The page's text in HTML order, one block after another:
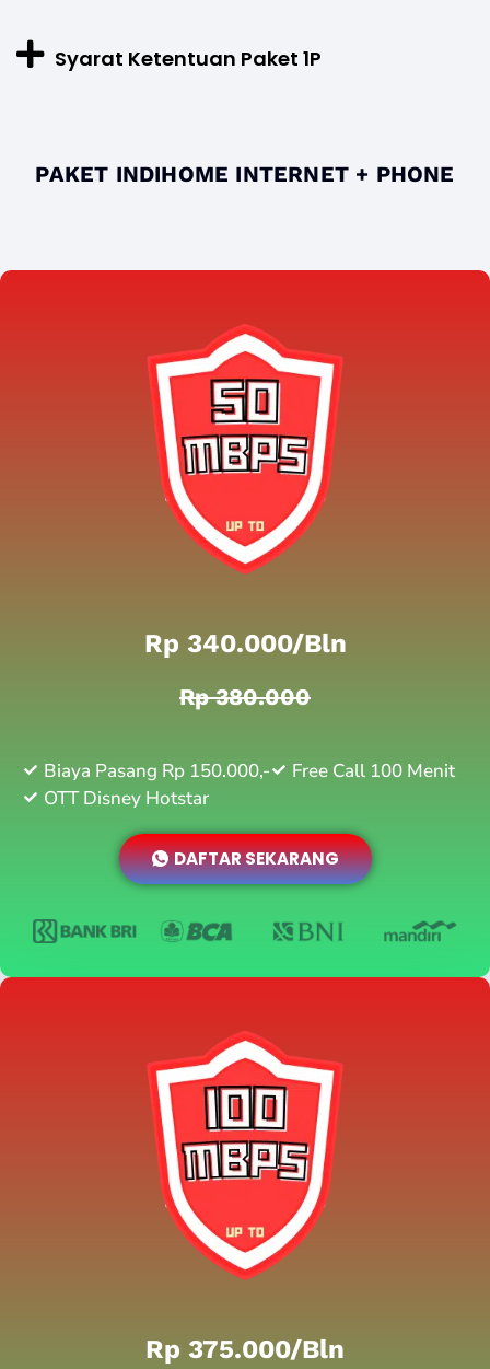
Syarat Ketentuan Paket 1P
PAKET INDIHOME INTERNET + PHONE
Rp 340.000/bln
Rp 380.000
Biaya Pasang Rp 150.000,-
Free Call 100 Menit
OTT Disney Hotstar
DAFTAR SEKARANG
Rp 375.000/bln